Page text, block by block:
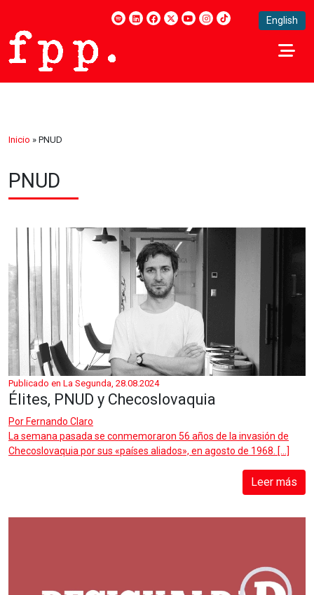
English
Inicio » PNUD
PNUD
Publicado en La Segunda, 28.08.2024
Élites, PNUD y Checoslovaquia
Por Fernando Claro
La semana pasada se conmemoraron 56 años de la invasión de
Checoslovaquia por sus «países aliados», en agosto de 1968. […]
Leer más